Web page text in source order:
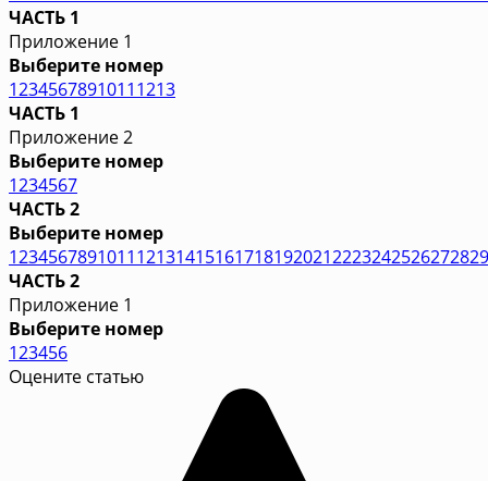
ЧАСТЬ 1
Приложение 1
Выберите номер
12345678910111213
ЧАСТЬ 1
Приложение 2
Выберите номер
1234567
ЧАСТЬ 2
Выберите номер
1234567891011121314151617181920212223242526272829
ЧАСТЬ 2
Приложение 1
Выберите номер
123456
Оцените статью